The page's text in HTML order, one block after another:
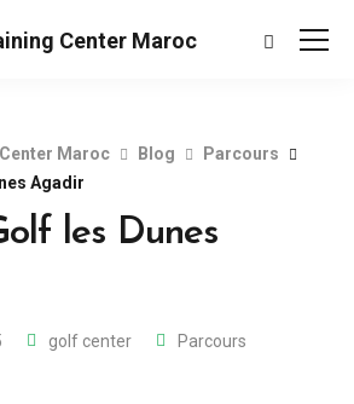
Maroc Blog
Parcours
Agadir
les Dunes
golf center Parcours